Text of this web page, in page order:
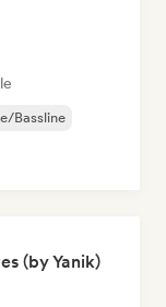
Bassline
(by Yanik)